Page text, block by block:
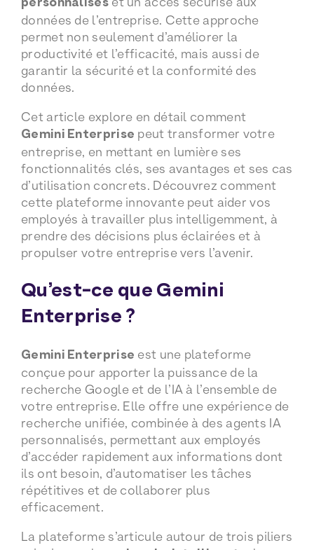
données de l’entreprise. Cette approche
permet non seulement d’améliorer la
productivité et l’efficacité, mais aussi de
garantir la sécurité et la conformité des
données.
Cet article explore en détail comment
Gemini Enterprise peut transformer votre
entreprise, en mettant en lumière ses
fonctionnalités clés, ses avantages et ses cas
d’utilisation concrets. Découvrez comment
cette plateforme innovante peut aider vos
employés à travailler plus intelligemment, à
prendre des décisions plus éclairées et à
propulser votre entreprise vers l’avenir.
Qu’est-ce que Gemini
Enterprise ?
Gemini Enterprise est une plateforme
conçue pour apporter la puissance de la
recherche Google et de l’IA à l’ensemble de
votre entreprise. Elle offre une expérience de
recherche unifiée, combinée à des agents IA
personnalisés, permettant aux employés
d’accéder rapidement aux informations dont
ils ont besoin, d’automatiser les tâches
répétitives et de collaborer plus
efficacement.
La plateforme s’articule autour de trois piliers